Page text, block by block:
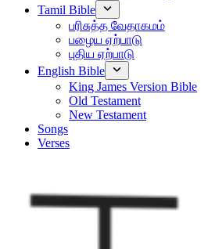
Tamil Bible
பரிசுத்த வேதாகமம்
பழைய ஏற்பாடு
புதிய ஏற்பாடு
English Bible
King James Version Bible
Old Testament
New Testament
Songs
Verses